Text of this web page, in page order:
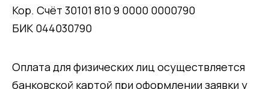
Кор. Счёт 30101 810 9 0000 0000790
БИК 044030790
Оплата для физических лиц осуществляется
банковской картой при оформлении заявки у